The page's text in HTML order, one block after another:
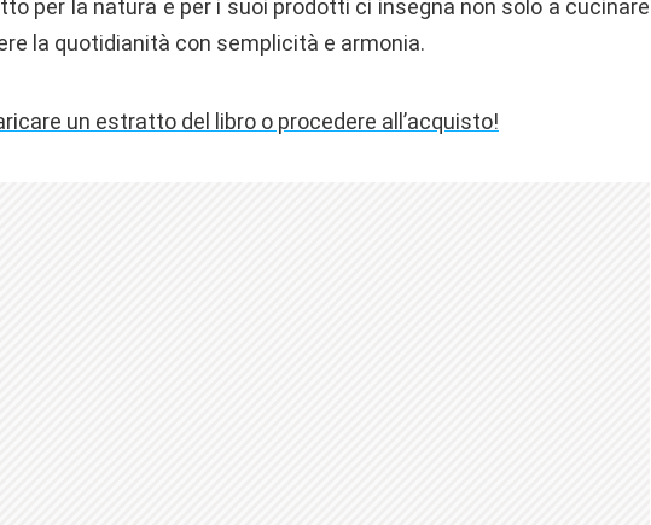
per la natura e per i suoi prodotti ci insegna non solo a cucinare
la quotidianità con semplicità e armonia.
un estratto del libro o procedere all’acquisto!